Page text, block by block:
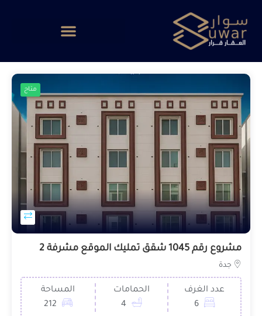
متاح
مشروع رقم 1045 شقق تمليك الموقع مشرفة 2
جدة
عدد الغرف
6
الحمامات
4
المساحة
212